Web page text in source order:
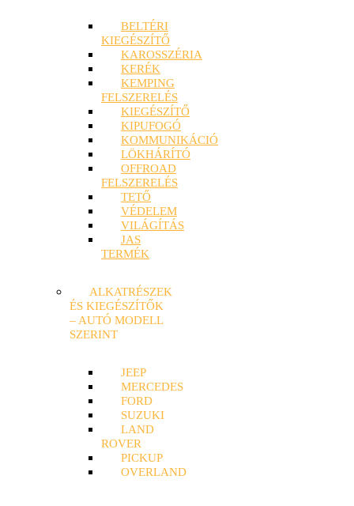
BELTÉRI
KIEGÉSZÍTŐ
KAROSSZÉRIA
KERÉK
KEMPING
FELSZERELÉS
KIEGÉSZÍTŐ
KIPUFOGÓ
KOMMUNIKÁCIÓ
LÖKHÁRÍTÓ
OFFROAD
FELSZERELÉS
TETŐ
VÉDELEM
VILÁGÍTÁS
JAS
TERMÉK
ALKATRÉSZEK
ÉS KIEGÉSZÍTŐK
– AUTÓ MODELL
SZERINT
JEEP
MERCEDES
FORD
SUZUKI
LAND
ROVER
PICKUP
OVERLAND